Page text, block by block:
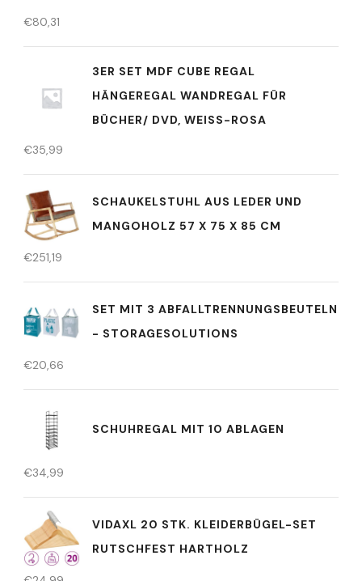
€80,31
3ER SET MDF CUBE REGAL
HÄNGEREGAL WANDREGAL FÜR
BÜCHER/ DVD, WEISS-ROSA
€35,99
SCHAUKELSTUHL AUS LEDER UND
MANGOHOLZ 57 X 75 X 85 CM
€251,19
SET MIT 3 ABFALLTRENNUNGSBEUTELN
- STORAGESOLUTIONS
€20,66
SCHUHREGAL MIT 10 ABLAGEN
€34,99
VIDAXL 20 STK. KLEIDERBÜGEL-SET
RUTSCHFEST HARTHOLZ